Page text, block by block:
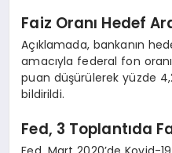
Faiz Oranı Hedef
Açıklamada, bankanın
amacıyla federal fon
puan düşürülerek yüzde
bildirildi.
Fed, 3 Toplantıda